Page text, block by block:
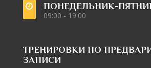
ПОНЕДЕЛЬНИК-
09:00 - 19:00
ТРЕНИРОВКИ ПО
ЗАПИСИ